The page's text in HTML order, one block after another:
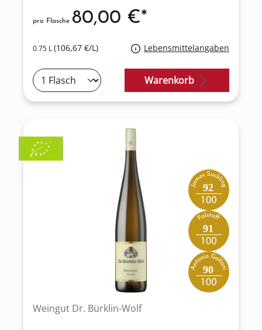
0.75 L(106,67 €/L) Lebensmittelangaben
pro Flasche 80,00 €*
Warenkorb
92
91
90
Weingut Dr. Bürklin-Wolf